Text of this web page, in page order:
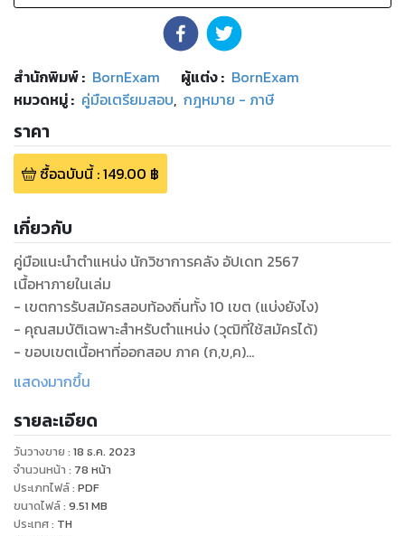
สำนักพิมพ์: BornExam ผู้แต่ง : BornExam
หมวดหมู่: คู่มือเตรียมสอบ, กฎหมาย - ภาษี
ราคา
ซื้อฉบับนี้:149.00 ฿
เกี่ยวกับ
คู่มือแนะนำตำแหน่ง นักวิชาการคลัง อัปเดท 2567
เนื้อหาภายในเล่ม
- เขตการรับสมัครสอบท้องถิ่นทั้ง 10 เขต (แบ่งยังไง)
- คุณสมบัติเฉพาะสำหรับตำแหน่ง (วุฒิที่ใช้สมัครได้)
- ขอบเขตเนื้อหาที่ออกสอบ ภาค (ก,ข,ค)
- มาตรฐานกำหนดตำแหน่ง (ความรู้ความสามารถที่ต้องมี)
- สถิติการเรียกบรรจุปี 2560-2564 (เรียกหมดหรือไม่)
- แนวทางวิธีการเลือกเขตที่ควรสมัครสอบ (สอบที่ไหนดี)
- การเรียกบรรจุข้ามเขตเรียกยังไงได้บ้าง
แสดงมากขึ้น
รายละเอียด
วันวางขาย : 18 ธ.ค. 2023
จำนวนหน้า : 78 หน้า
ประเภทไฟล์: PDF
ขนาดไฟล์: 9.51 MB
ประเทศ: TH